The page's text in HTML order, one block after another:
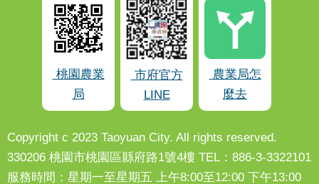
桃園農業
局
市府官方
LINE
農業局怎
麼去
Copyright c 2023 Taoyuan City. All rights reserved.
330206 桃園市桃園區縣府路1號4樓 TEL：886-3-3322101
服務時間：星期一至星期五 上午8:00至12:00 下午13:00